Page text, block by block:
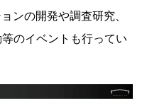
ンの開発や調査研究、
のイベントも行ってい